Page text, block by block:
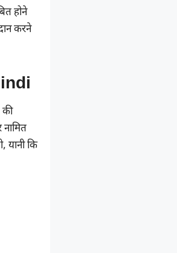
होने
करने
की
यानी कि